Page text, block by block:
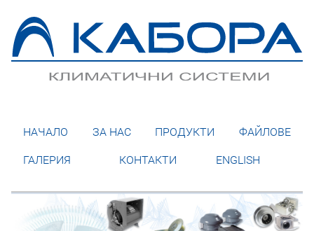
НАЧАЛО ЗА НАС ПРОДУКТИ ФАЙЛОВЕ
ГАЛЕРИЯ КОНТАКТИ ENGLISH